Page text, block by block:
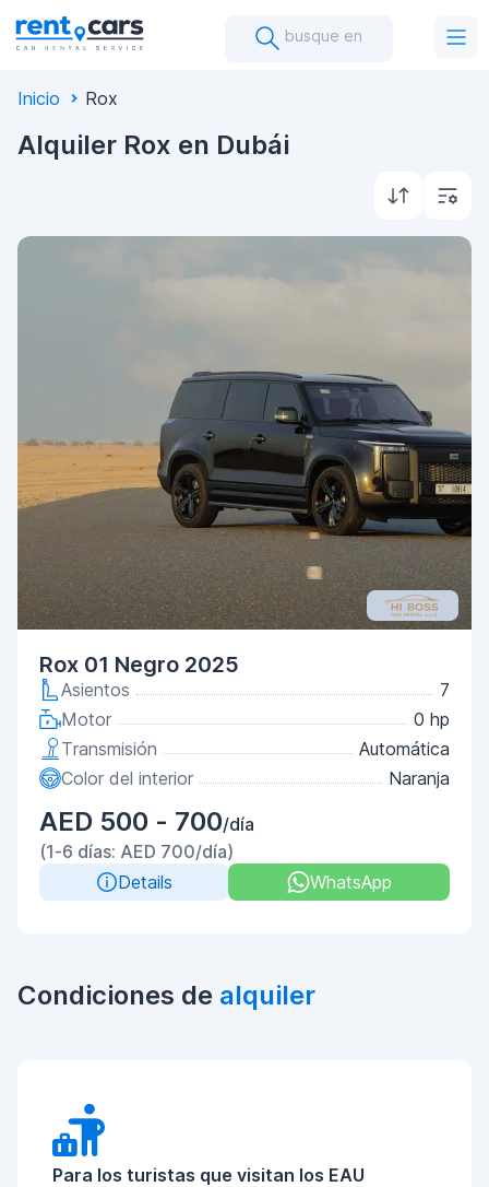
busque en
Inicio Rox
Alquiler Rox en Dubái
Rox 01 Negro 2025
Asientos
7
Motor
0 hp
Transmisión
Automática
Color del interior
Naranja
AED 500 - 700/día
(1-6 días: AED 700/día)
Details
WhatsApp
Condiciones de alquiler
Para los turistas que visitan los EAU